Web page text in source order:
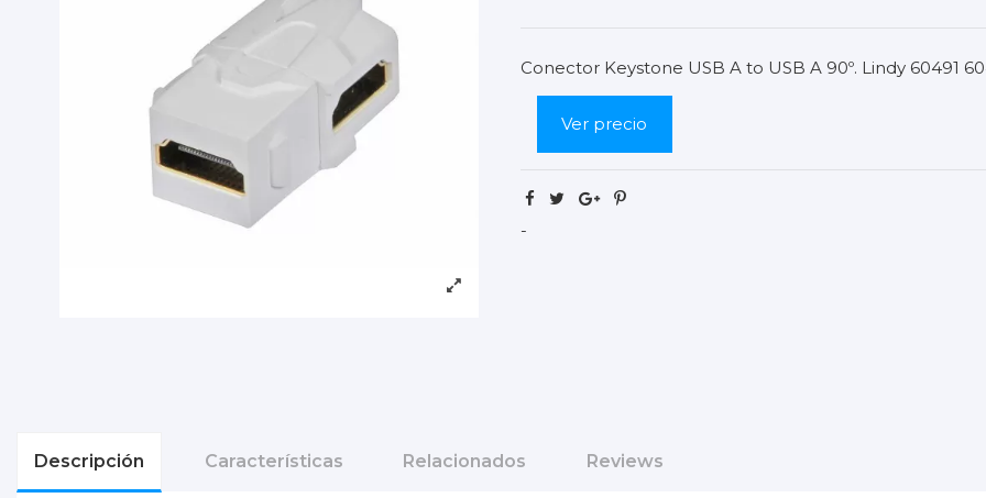
Conector Keystone USB A to USB A 90º. Lindy 60491
Ver precio
-
Descripción Características Relacionados Reviews